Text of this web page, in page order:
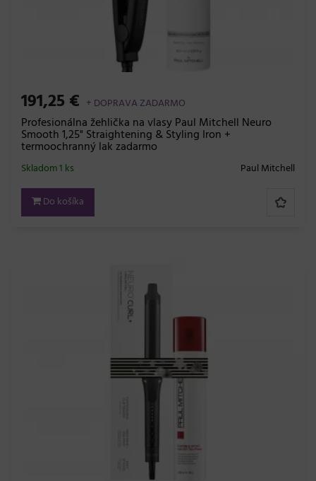
191,25 € + DOPRAVA ZADARMO
Profesionálna žehlička na vlasy Paul Mitchell Neuro
Smooth 1,25" Straightening & Styling Iron +
termoochranný lak zadarmo
Paul Mitchell
Skladom 1 ks
Do košíka